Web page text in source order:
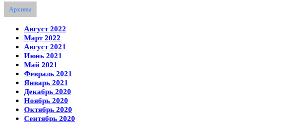
Архивы
Август 2022
Март 2022
Август 2021
Июнь 2021
Май 2021
Февраль 2021
Январь 2021
Декабрь 2020
Ноябрь 2020
Октябрь 2020
Сентябрь 2020